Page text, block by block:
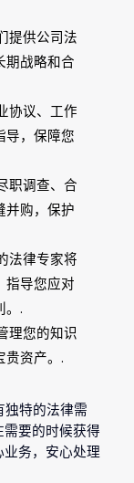
提供公司法
期战略和合
协议、工作
导，保障您
职调查、合
并购，保护
法律专家将
指导您应对
。.
理您的知识
贵资产。.
特的法律需
要的时候获得
务，安心处理